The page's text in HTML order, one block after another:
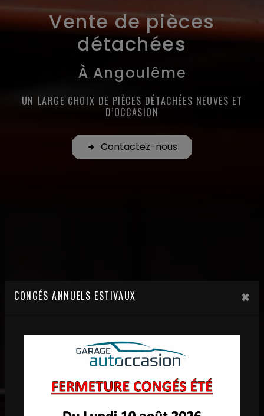
CONGÉS ANNUELS ESTIVAUX ×
Vente de pièces
détachées
À Angoulême
UN LARGE CHOIX DE PIÈCES DÉTACHÉES NEUVES ET
D’OCCASION
Contactez-nous